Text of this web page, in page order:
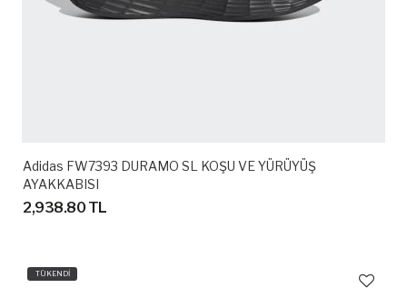
Adidas FW7393 DURAMO SL KOŞU VE YÜRÜYÜŞ
AYAKKABISI
2,938.80 TL
TÜKENDİ